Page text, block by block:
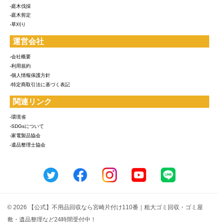
-庭木伐採
-庭木剪定
-草刈り
運営会社
-会社概要
-利用規約
-個人情報保護方針
-特定商取引法に基づく表記
関連リンク
-環境省
-SDGsについて
-家電製品協会
-遺品整理士協会
© 2026 【公式】不用品回収なら宮崎片付け110番｜粗大ゴミ回収・ゴミ屋
敷・遺品整理など24時間受付中！